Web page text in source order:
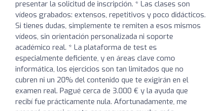
presentar la solicitud de inscripción. * Las clases son
vídeos grabados: extensos, repetitivos y poco didácticos.
Si tienes dudas, simplemente te remiten a esos mismos
vídeos, sin orientación personalizada ni soporte
académico real. * La plataforma de test es
especialmente deficiente, y en áreas clave como
informática, los ejercicios son tan limitados que no
cubren ni un 20% del contenido que te exigirán en el
examen real. Pagué cerca de 3.000 € y la ayuda que
recibí fue prácticamente nula. Afortunadamente, me